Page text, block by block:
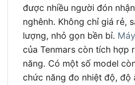
được nhiều người đón
nghênh. Không chỉ giá rẻ,
lượng, nhỏ gọn bền bỉ.
của Tenmars còn tích hợp
năng. Có một số model
chức năng đo nhiệt độ, độ